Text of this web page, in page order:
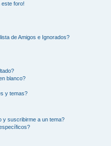
este foro!
de Amigos e Ignorados?
blanco?
y temas?
y suscribirme a un tema?